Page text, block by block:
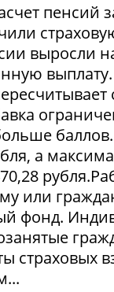
выросли
а
или
фонд.
страховых